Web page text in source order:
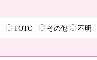
TOTO その他 不明